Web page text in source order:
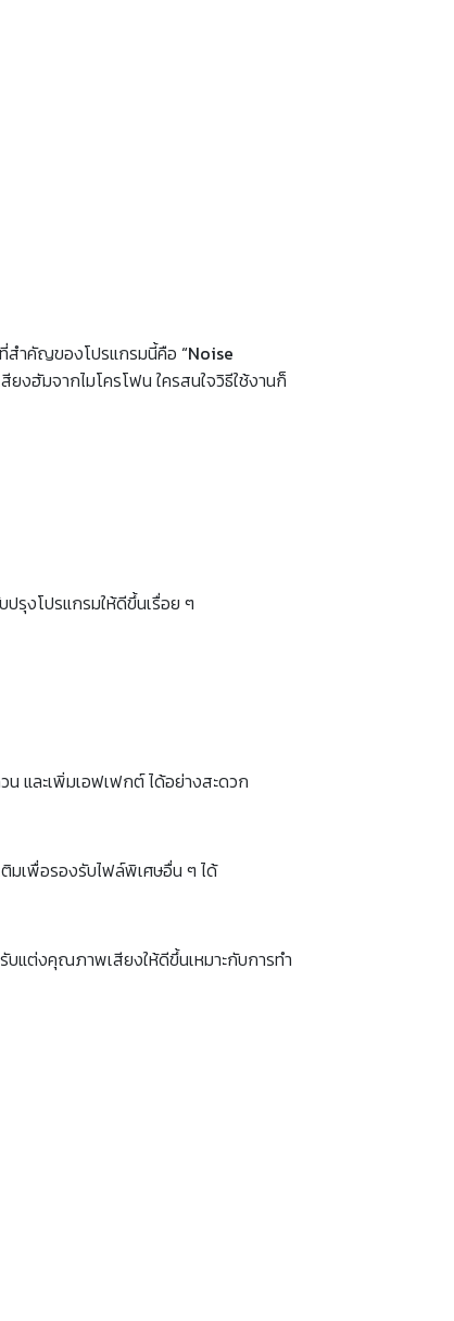
สำคัญของโปรแกรมนี้คือ “Noise
งฮัมจากไมโครโฟน ใครสนใจวิธีใช้งานก็
รุงโปรแกรมให้ดีขึ้นเรื่อย ๆ
และเพิ่มเอฟเฟกต์ ได้อย่างสะดวก
ติมเพื่อรองรับไฟล์พิเศษอื่น ๆ ได้
บแต่งคุณภาพเสียงให้ดีขึ้นเหมาะกับการทำ